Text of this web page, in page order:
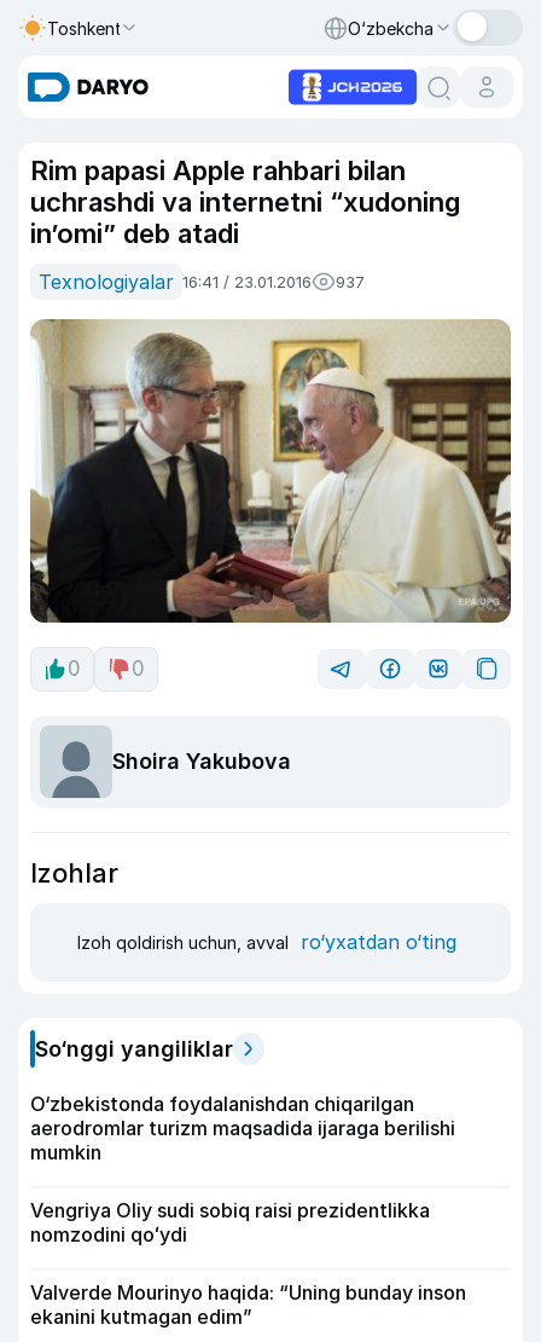
Toshkent O‘zbekcha
Rim papasi Apple rahbari bilan
uchrashdi va internetni “xudoning
in’omi” deb atadi
Texnologiyalar 16:41 / 23.01.2016 937
0 0
Shoira Yakubova
Izohlar
Izoh qoldirish uchun, avval ro‘yxatdan o‘ting
So‘nggi yangiliklar
O‘zbekistonda foydalanishdan chiqarilgan
aerodromlar turizm maqsadida ijaraga berilishi
mumkin
Vengriya Oliy sudi sobiq raisi prezidentlikka
nomzodini qoʻydi
Valverde Mourinyo haqida: “Uning bunday inson
ekanini kutmagan edim”